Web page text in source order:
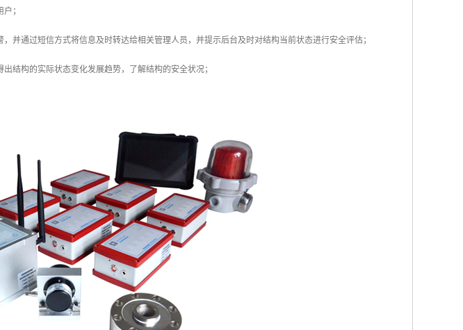
；
并通过短信方式将信息及时转达给相关管理人员，并提示后台及时对结构当前状态进行安全评估；
结构的实际状态变化发展趋势，了解结构的安全状况；